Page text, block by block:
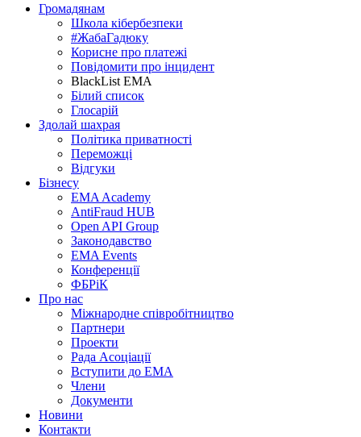
Громадянам
Школа кібербезпеки
#ЖабаГадюку
Корисне про платежі
Повідомити про інцидент
BlackList EMA
Білий список
Глосарій
Здолай шахрая
Політика приватності
Переможцi
Відгуки
Бізнесу
EMA Academy
AntiFraud HUB
Open API Group
Законодавство
EMA Events
Конференції
ФБРіК
Про нас
Міжнародне співробітництво
Партнери
Проекти
Рада Асоціації
Вступити до ЕМА
Члени
Документи
Новини
Контакти